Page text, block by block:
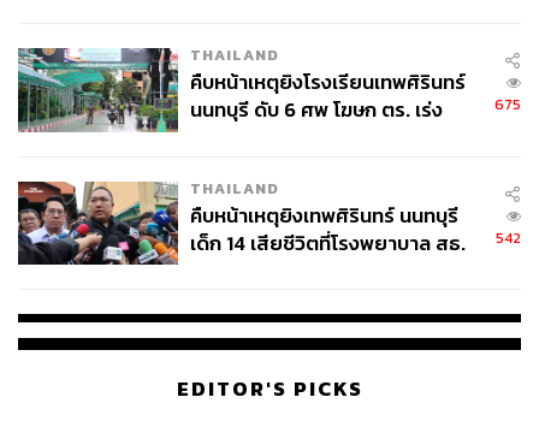
THAILAND
คืบหน้าเหตุยิงโรงเรียนเทพศิรินทร์
นนทบุรี ดับ 6 ศพ โฆษก ตร. เร่ง
675
THAILAND
คืบหน้าเหตุยิงเทพศิรินทร์ นนทบุรี
เด็ก 14 เสียชีวิตที่โรงพยาบาล สธ.
542
EDITOR'S PICKS